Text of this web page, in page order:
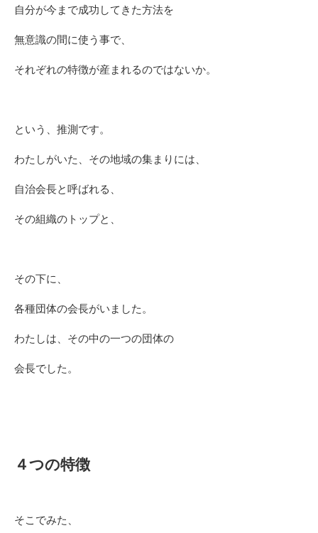
自分が今まで成功してきた方法を
無意識の間に使う事で、
それぞれの特徴が産まれるのではないか。
という、推測です。
わたしがいた、その地域の集まりには、
自治会長と呼ばれる、
その組織のトップと、
その下に、
各種団体の会長がいました。
わたしは、その中の一つの団体の
会長でした。
４つの特徴
そこでみた、